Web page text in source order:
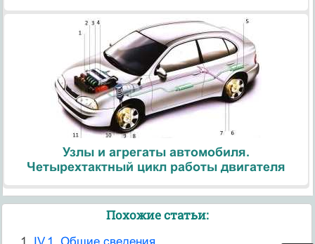
Узлы и агрегаты автомобиля.
Четырехтактный цикл работы двигателя
Похожие статьи: